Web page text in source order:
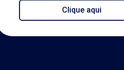
Clique aqui